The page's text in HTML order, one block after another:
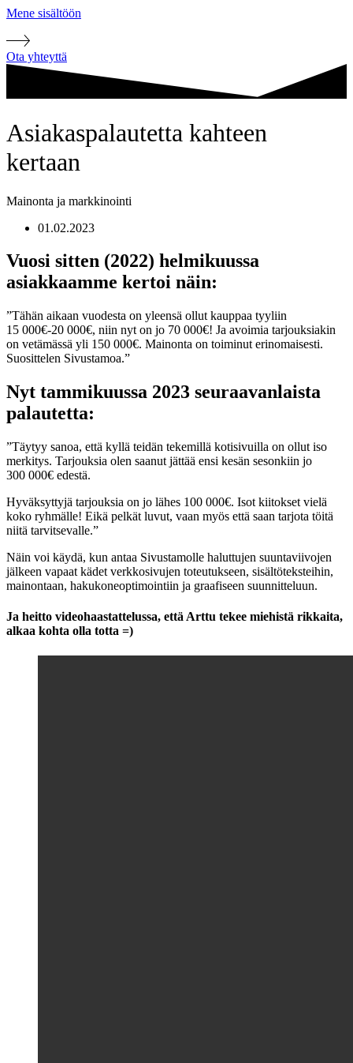
Mene sisältöön
Ota yhteyttä
Asiakaspalautetta kahteen
kertaan
Mainonta ja markkinointi
01.02.2023
Vuosi sitten (2022) helmikuussa
asiakkaamme kertoi näin:
”Tähän aikaan vuodesta on yleensä ollut kauppaa tyyliin
15 000€-20 000€, niin nyt on jo 70 000€! Ja avoimia tarjouksiakin
on vetämässä yli 150 000€. Mainonta on toiminut erinomaisesti.
Suosittelen Sivustamoa.”
Nyt tammikuussa 2023 seuraavanlaista
palautetta:
”Täytyy sanoa, että kyllä teidän tekemillä kotisivuilla on ollut iso
merkitys. Tarjouksia olen saanut jättää ensi kesän sesonkiin jo
300 000€ edestä.
Hyväksyttyjä tarjouksia on jo lähes 100 000€. Isot kiitokset vielä
koko ryhmälle! Eikä pelkät luvut, vaan myös että saan tarjota töitä
niitä tarvitsevalle.”
Näin voi käydä, kun antaa Sivustamolle haluttujen suuntaviivojen
jälkeen vapaat kädet verkkosivujen toteutukseen, sisältöteksteihin,
mainontaan, hakukoneoptimointiin ja graafiseen suunnitteluun.
Ja heitto videohaastattelussa, että Arttu tekee miehistä rikkaita,
alkaa kohta olla totta =)